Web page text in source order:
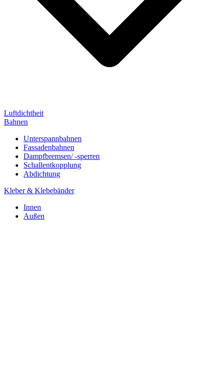
Luftdichtheit
Bahnen
Unterspannbahnen
Fassadenbahnen
Dampfbremsen/ -sperren
Schallentkopplung
Abdichtung
Kleber & Klebebänder
Innen
Außen